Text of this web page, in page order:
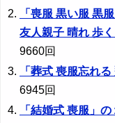
「喪服 黒い服 黒
友人親子 晴れ 歩
9660回
「葬式 喪服忘れ
6945回
「結婚式 喪服」